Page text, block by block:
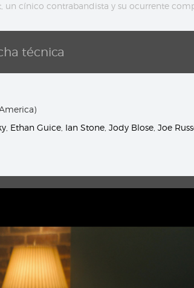
cínico contrabandista y su ocurrente
técnica
Ethan Guice Ian Stone ,Jody Blose ,Joe